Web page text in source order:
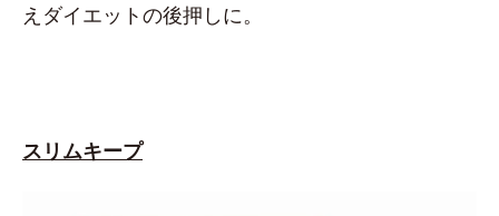
えダイエットの後押しに。
スリムキープ